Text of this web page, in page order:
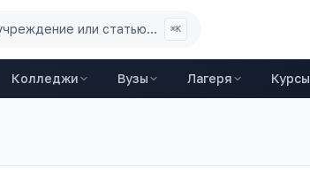
или статью... ⌘K
Колледжи Вузы Лагеря Курсы